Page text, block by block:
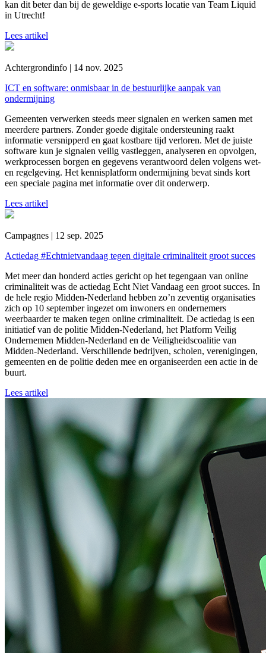
kan dit beter dan bij de geweldige e-sports locatie van Team Liquid
in Utrecht!
Lees artikel
Achtergrondinfo | 14 nov. 2025
ICT en software: onmisbaar in de bestuurlijke aanpak van
ondermijning
Gemeenten verwerken steeds meer signalen en werken samen met
meerdere partners. Zonder goede digitale ondersteuning raakt
informatie versnipperd en gaat kostbare tijd verloren. Met de juiste
software kun je signalen veilig vastleggen, analyseren en opvolgen,
werkprocessen borgen en gegevens verantwoord delen volgens wet-
en regelgeving. Het kennisplatform ondermijning bevat sinds kort
een speciale pagina met informatie over dit onderwerp.
Lees artikel
Campagnes | 12 sep. 2025
Actiedag #Echtnietvandaag tegen digitale criminaliteit groot succes
Met meer dan honderd acties gericht op het tegengaan van online
criminaliteit was de actiedag Echt Niet Vandaag een groot succes. In
de hele regio Midden-Nederland hebben zo’n zeventig organisaties
zich op 10 september ingezet om inwoners en ondernemers
weerbaarder te maken tegen online criminaliteit. De actiedag is een
initiatief van de politie Midden-Nederland, het Platform Veilig
Ondernemen Midden-Nederland en de Veiligheidscoalitie van
Midden-Nederland. Verschillende bedrijven, scholen, verenigingen,
gemeenten en de politie deden mee en organiseerden een actie in de
buurt.
Lees artikel